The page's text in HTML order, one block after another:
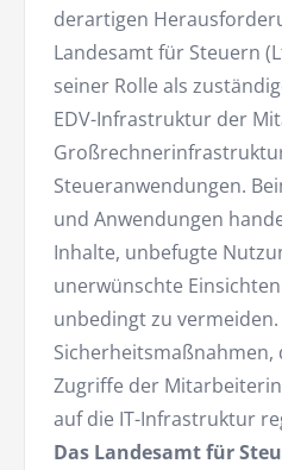
derartigen
Landesamt für Steuern
seiner Rolle als
EDV-Infrastruktur der
Steueranwendungen.
und Anwendungen
Inhalte, unbefugte
unerwünschte
unbedingt zu
Sicherheitsmaßnahmen,
Zugriffe der
auf die IT-Infrastruktur
Das Landesamt für